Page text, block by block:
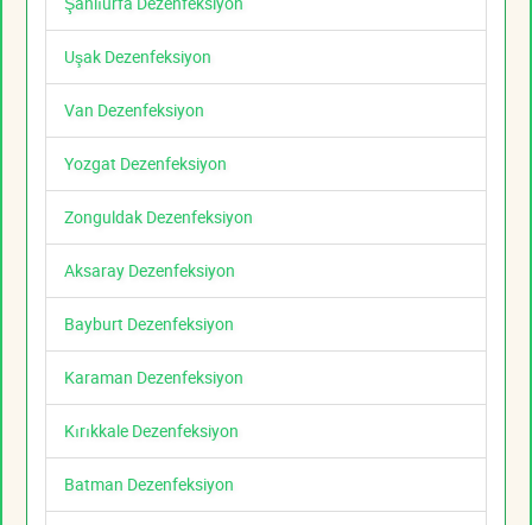
Uşak Dezenfeksiyon
Van Dezenfeksiyon
Yozgat Dezenfeksiyon
Zonguldak Dezenfeksiyon
Aksaray Dezenfeksiyon
Bayburt Dezenfeksiyon
Karaman Dezenfeksiyon
Kırıkkale Dezenfeksiyon
Batman Dezenfeksiyon